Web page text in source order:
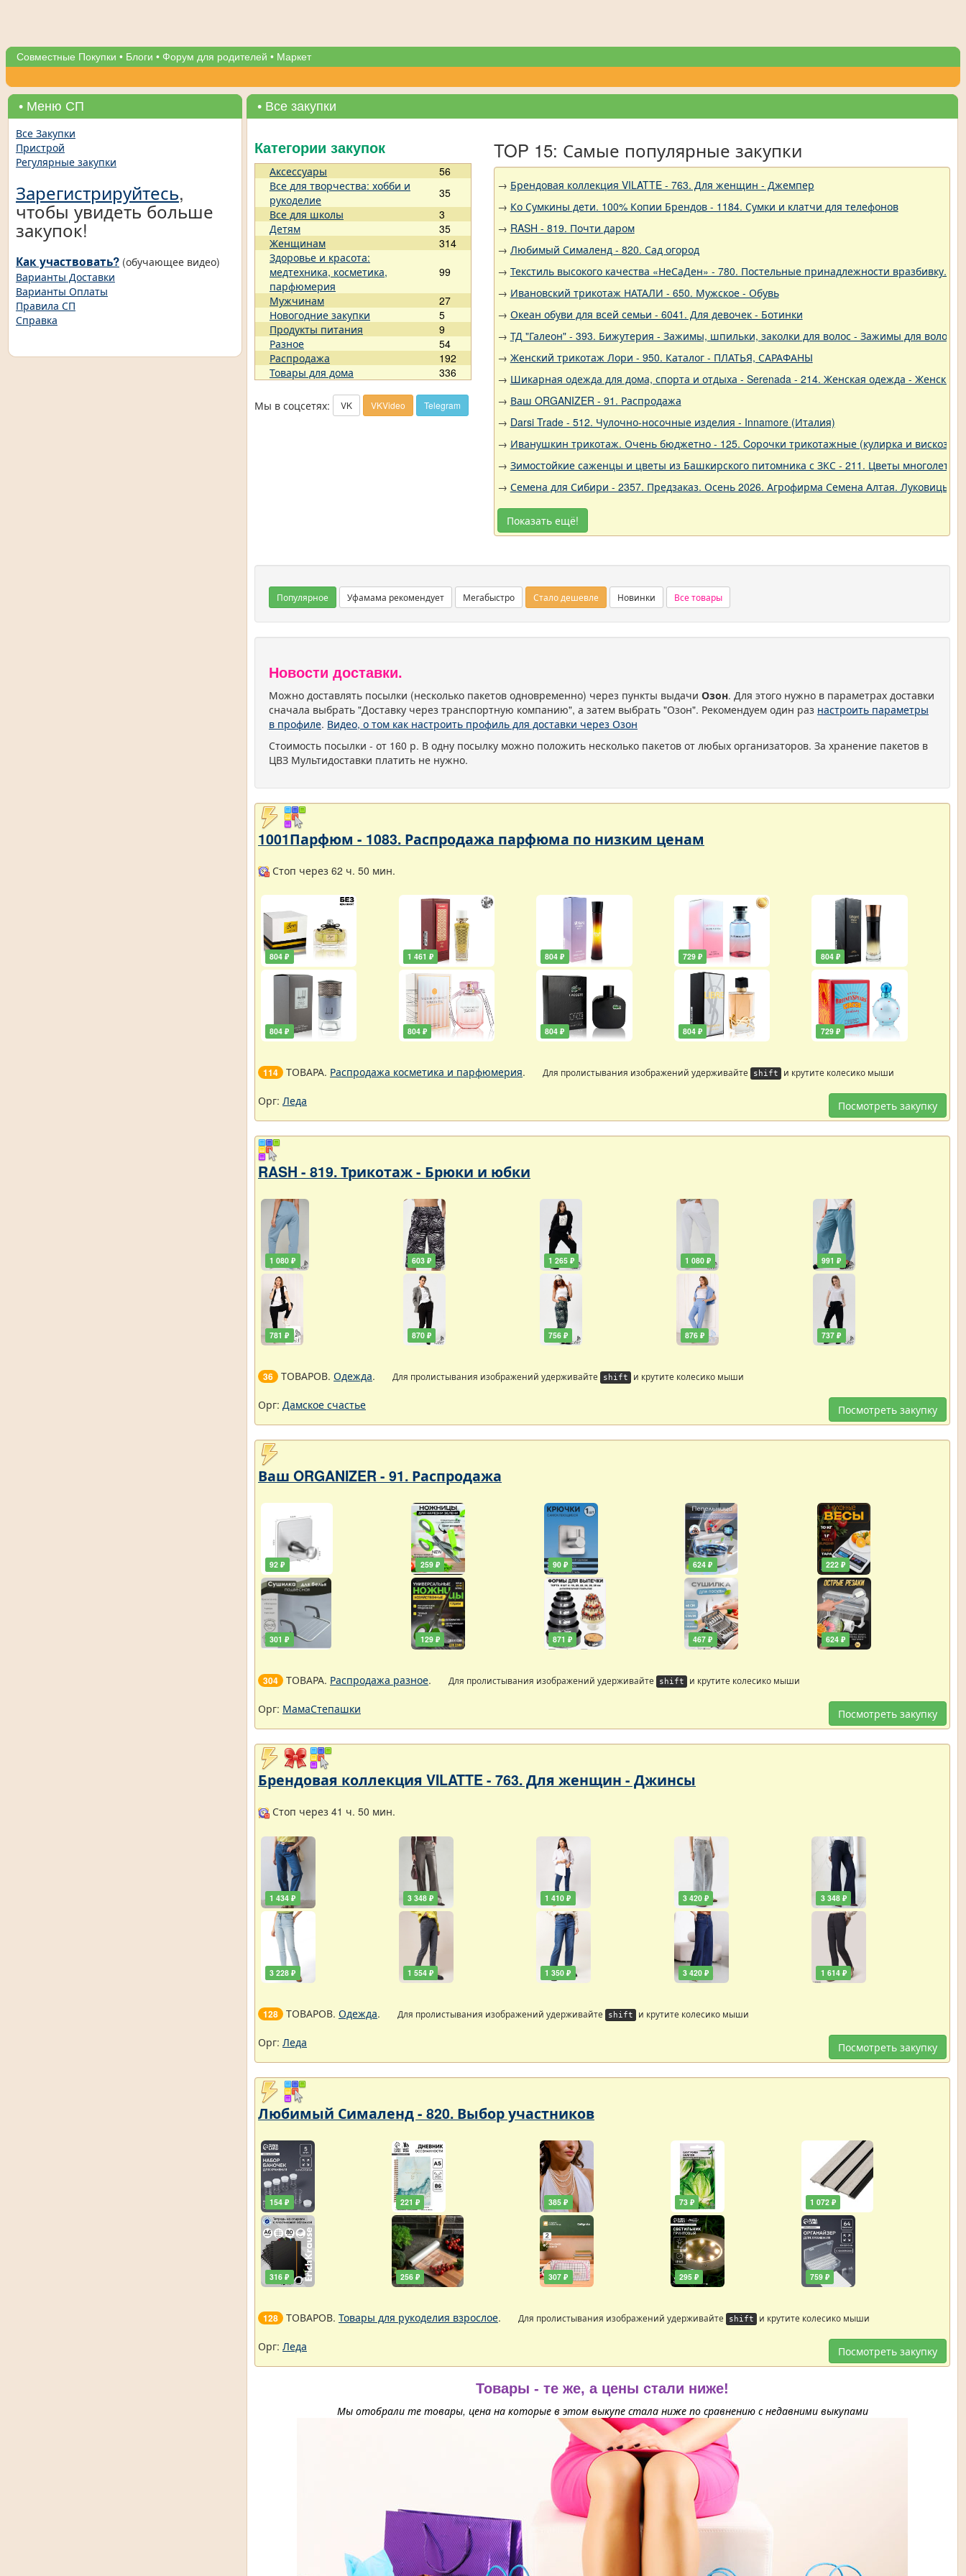
Совместные Покупки • Блоги • Форум для родителей • Маркет
• Меню СП
Все Закупки
Пристрой
Регулярные закупки
Зарегистрируйтесь,
чтобы увидеть больше
закупок!
Как участвовать? (обучающее видео)
Варианты Доставки
Варианты Оплаты
Правила СП
Справка
• Все закупки
Категории закупок
Аксессуары
56
Все для творчества: хобби и
рукоделие
35
Все для школы
3
Детям
35
Женщинам
314
Здоровье и красота:
медтехника, косметика,
парфюмерия
99
Мужчинам
27
Новогодние закупки
5
Продукты питания
9
Разное
54
Распродажа
192
Товары для дома
336
Мы в соцсетях: VK VKVideo Telegram
TOP 15: Самые популярные закупки
→ Брендовая коллекция VILATTE - 763. Для женщин - Джемпер
→ Ко Сумкины дети. 100% Копии Брендов - 1184. Сумки и клатчи для телефонов
→ RASH - 819. Почти даром
→ Любимый Сималенд - 820. Сад огород
→ Текстиль высокого качества «НеСаДен» - 780. Постельные принадлежности вразбивку.
→ Ивановский трикотаж НАТАЛИ - 650. Мужское - Обувь
→ Океан обуви для всей семьи - 6041. Для девочек - Ботинки
→ ТД "Галеон" - 393. Бижутерия - Зажимы, шпильки, заколки для волос - Зажимы для волос
→ Женский трикотаж Лори - 950. Каталог - ПЛАТЬЯ, САРАФАНЫ
→ Шикарная одежда для дома, спорта и отдыха - Serenada - 214. Женская одежда - Женские
→ Ваш ORGANIZER - 91. Распродажа
→ Darsi Trade - 512. Чулочно-носочные изделия - Innamore (Италия)
→ Иванушкин трикотаж. Очень бюджетно - 125. Cорочки трикотажные (кулирка и вискоза)
→ Зимостойкие саженцы и цветы из Башкирского питомника с ЗКС - 211. Цветы
→ Семена для Сибири - 2357. Предзаказ. Осень 2026. Агрофирма Семена Алтая. Луковицы.
Показать ещё!
Популярное Уфамама рекомендует Мегабыстро Стало дешевле Новинки Все товары
Новости доставки.
Можно доставлять посылки (несколько пакетов одновременно) через пункты выдачи Озон. Для этого нужно в параметрах доставки
сначала выбрать "Доставку через транспортную компанию", а затем выбрать "Озон". Рекомендуем один раз настроить параметры
в профиле. Видео, о том как настроить профиль для доставки через Озон
Стоимость посылки - от 160 р. В одну посылку можно положить несколько пакетов от любых организаторов. За хранение пакетов в
ЦВЗ Мультидоставки платить не нужно.
1001Парфюм - 1083. Распродажа парфюма по низким ценам
Стоп через 62 ч. 50 мин.
804 ₽
804 ₽
1 461 ₽
804 ₽
804 ₽
804 ₽
729 ₽
804 ₽
804 ₽
729 ₽
114 ТОВАРА. Распродажа косметика и парфюмерия. Для пролистывания изображений удерживайте shift и крутите колесико мыши
Посмотреть закупку
Орг: Леда
RASH - 819. Трикотаж - Брюки и юбки
1 080 ₽
781 ₽
603 ₽
870 ₽
1 265 ₽
756 ₽
1 080 ₽
876 ₽
991 ₽
737 ₽
36 ТОВАРОВ. Одежда. Для пролистывания изображений удерживайте shift и крутите колесико мыши
Посмотреть закупку
Орг: Дамское счастье
Ваш ORGANIZER - 91. Распродажа
92 ₽
301 ₽
259 ₽
129 ₽
90 ₽
871 ₽
624 ₽
467 ₽
222 ₽
624 ₽
304 ТОВАРА. Распродажа разное. Для пролистывания изображений удерживайте shift и крутите колесико мыши
Посмотреть закупку
Орг: МамаСтепашки
Брендовая коллекция VILATTE - 763. Для женщин - Джинсы
Стоп через 41 ч. 50 мин.
1 434 ₽
3 228 ₽
3 348 ₽
1 554 ₽
1 410 ₽
1 350 ₽
3 420 ₽
3 420 ₽
3 348 ₽
1 614 ₽
128 ТОВАРОВ. Одежда. Для пролистывания изображений удерживайте shift и крутите колесико мыши
Посмотреть закупку
Орг: Леда
Любимый Сималенд - 820. Выбор участников
154 ₽
316 ₽
221 ₽
256 ₽
385 ₽
307 ₽
73 ₽
295 ₽
1 072 ₽
759 ₽
128 ТОВАРОВ. Товары для рукоделия взрослое. Для пролистывания изображений удерживайте shift и крутите колесико мыши
Посмотреть закупку
Орг: Леда
Товары - те же, а цены стали ниже!
Мы отобрали те товары, цена на которые в этом выкупе стала ниже по сравнению с недавними выкупами